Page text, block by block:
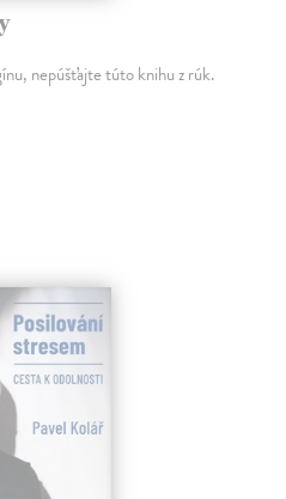
nepúšťajte túto knihu z rúk.